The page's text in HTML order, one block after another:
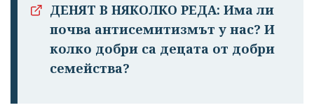
ДЕНЯТ В НЯКОЛКО РЕДА: Има ли
почва антисемитизмът у нас? И
колко добри са децата от добри
семейства?